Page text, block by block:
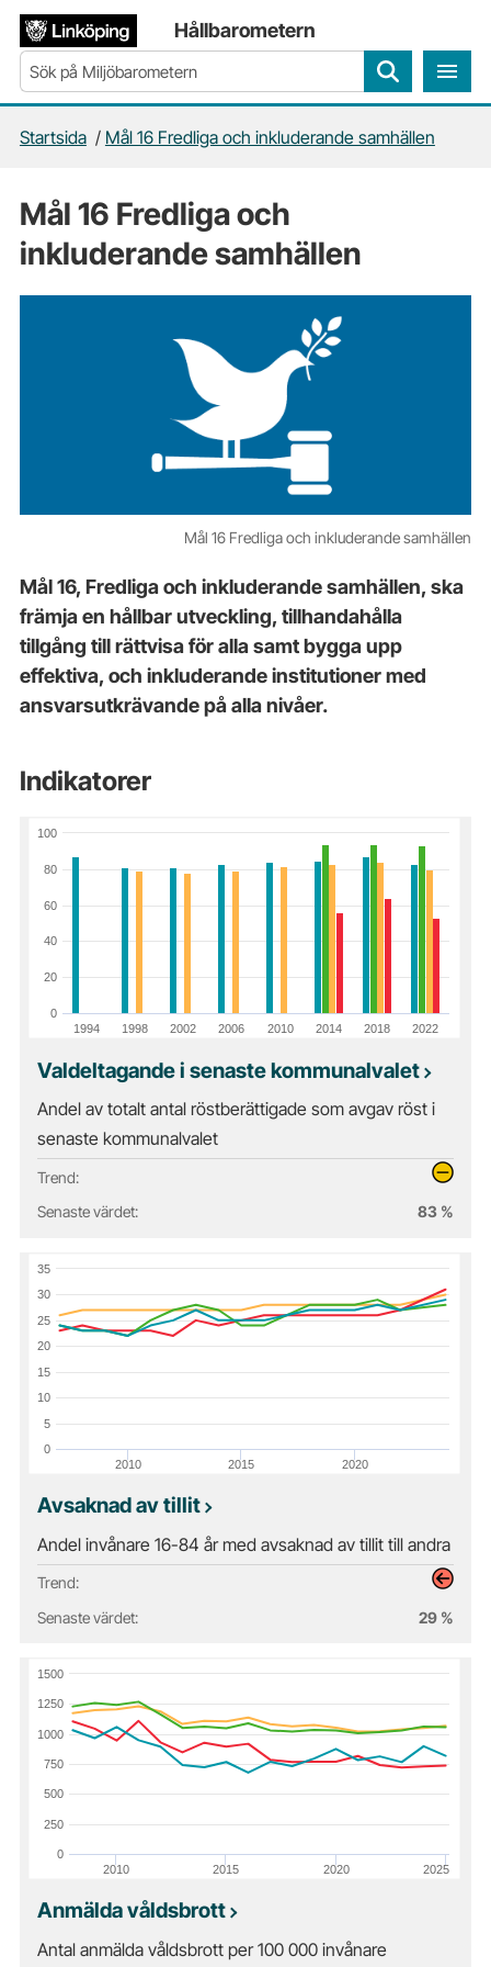
Gå direkt till sidans innehåll
Hållbarometern
Sök
Startsida / Mål 16 Fredliga och inkluderande samhällen
Mål 16 Fredliga och
inkluderande samhällen
Mål 16 Fredliga och inkluderande samhällen
Mål 16, Fredliga och inkluderande samhällen, ska
främja en hållbar utveckling, tillhandahålla
tillgång till rättvisa för alla samt bygga upp
effektiva, och inkluderande institutioner med
ansvarsutkrävande på alla nivåer.
Indikatorer
1994 1998 2002 2006 2010 2014 2018 2022
0
20
40
60
80
100
Valdeltagande i senaste kommunalvalet
Andel av totalt antal röstberättigade som avgav röst i
senaste kommunalvalet
Trend:
Senaste värdet:
83 %
2010 2015 2020
0
5
10
15
20
25
30
35
Avsaknad av tillit
Andel invånare 16-84 år med avsaknad av tillit till andra
Trend:
Senaste värdet:
29 %
2010 2015 2020 2025
0
250
500
750
1000
1250
1500
Anmälda våldsbrott
Antal anmälda våldsbrott per 100 000 invånare